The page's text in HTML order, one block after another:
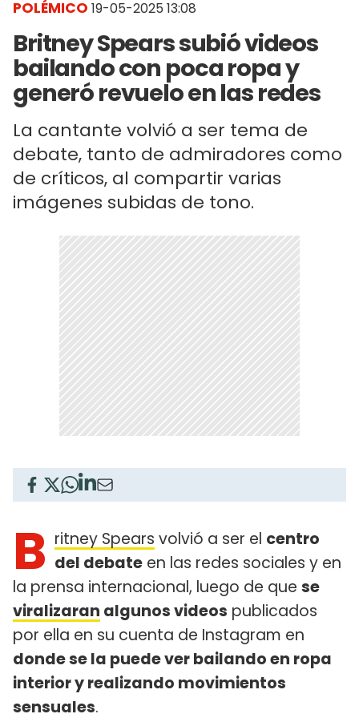
POLÉMICO 19-05-2025 13:08
Britney Spears subió videos
bailando con poca ropa y
generó revuelo en las redes
La cantante volvió a ser tema de
debate, tanto de admiradores como
de críticos, al compartir varias
imágenes subidas de tono.
B ritney Spears volvió a ser el centro
del debate en las redes sociales y en
la prensa internacional, luego de que se
viralizaran algunos videos publicados
por ella en su cuenta de Instagram en
donde se la puede ver bailando en ropa
interior y realizando movimientos
sensuales.